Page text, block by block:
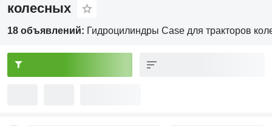
колесных
18 объявлений: Гидроцилиндры Case для тракторов